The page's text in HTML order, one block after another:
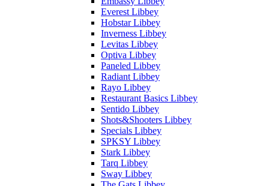
Everest Libbey
Hobstar Libbey
Inverness Libbey
Levitas Libbey
Optiva Libbey
Paneled Libbey
Radiant Libbey
Rayo Libbey
Restaurant Basics Libbey
Sentido Libbey
Shots&Shooters Libbey
Specials Libbey
SPKSY Libbey
Stark Libbey
Tarq Libbey
Sway Libbey